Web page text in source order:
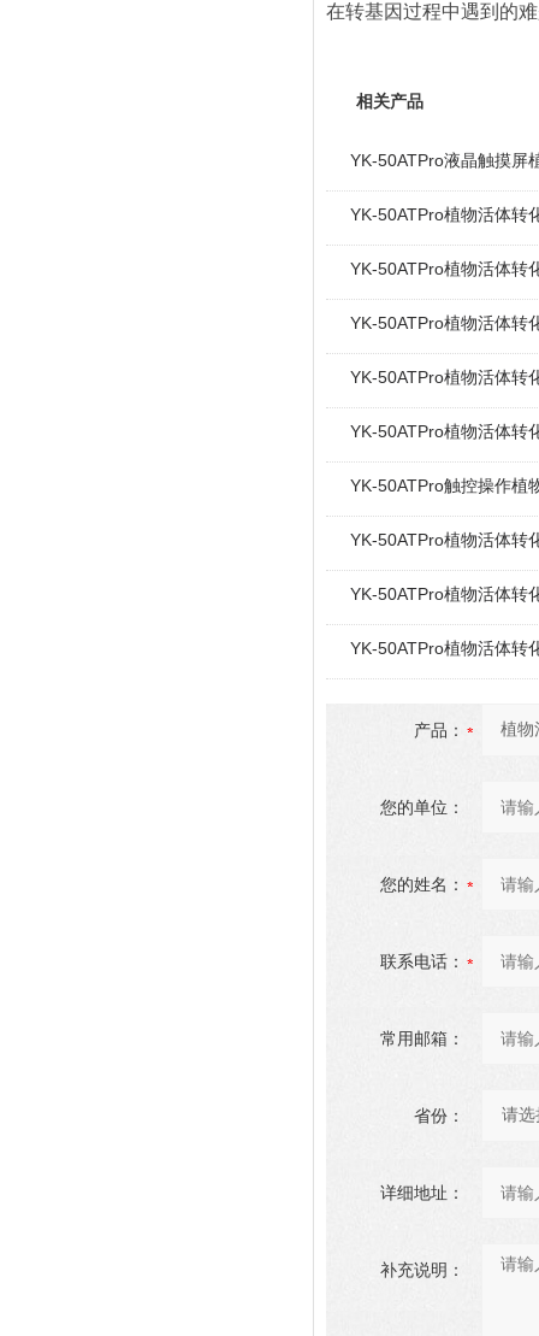
在转基因过程中遇到的
相关产品
YK-50ATPro液晶触摸屏
YK-50ATPro植物活体转
YK-50ATPro植物活体转
YK-50ATPro植物活体转
YK-50ATPro植物活体转
YK-50ATPro植物活体转
YK-50ATPro触控操作植
YK-50ATPro植物活体转
YK-50ATPro植物活体转
YK-50ATPro植物活体转
产品：
您的单位：
您的姓名：
联系电话：
常用邮箱：
省份：
详细地址：
补充说明：